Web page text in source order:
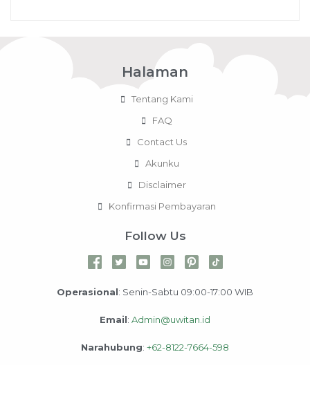
Halaman
Tentang Kami
FAQ
Contact Us
Akunku
Disclaimer
Konfirmasi Pembayaran
Follow Us
Operasional: Senin-Sabtu 09:00-17:00 WIB
Email: Admin@uwitan.id
Narahubung: +62-8122-7664-598